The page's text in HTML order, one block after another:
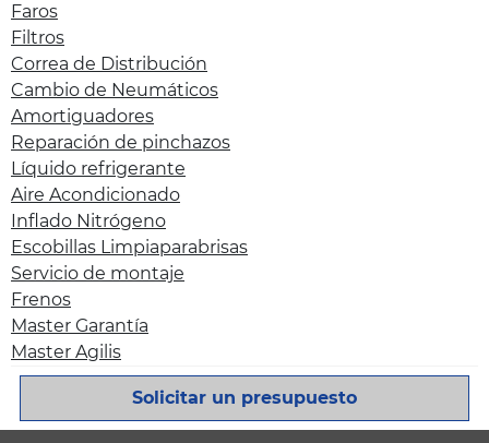
Faros
Filtros
Correa de Distribución
Cambio de Neumáticos
Amortiguadores
Reparación de pinchazos
Líquido refrigerante
Aire Acondicionado
Inflado Nitrógeno
Escobillas Limpiaparabrisas
Servicio de montaje
Frenos
Master Garantía
Master Agilis
Solicitar un presupuesto